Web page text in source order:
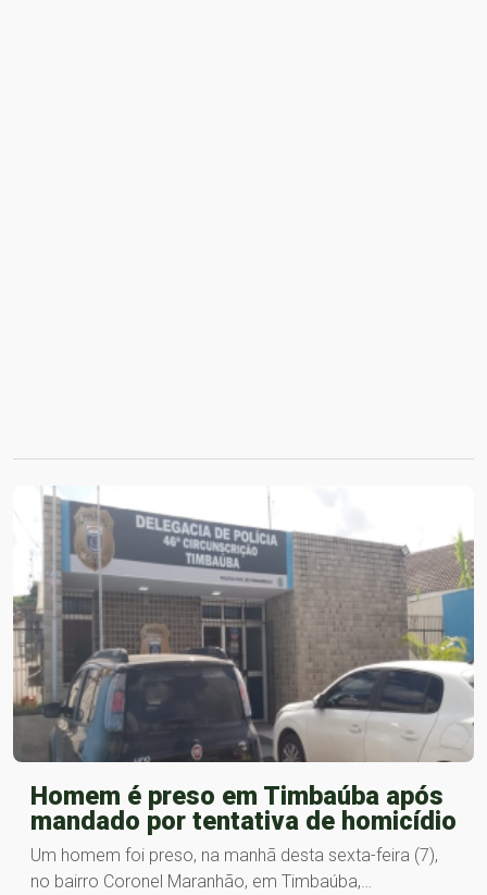
Homem é preso em Timbaúba após
mandado por tentativa de homicídio
Um homem foi preso, na manhã desta sexta-feira (7),
no bairro Coronel Maranhão, em Timbaúba,…